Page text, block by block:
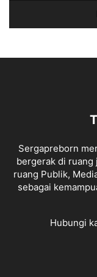
Sergapreborn
bergerak di ruang
ruang Publik,
sebagai
Hubungi